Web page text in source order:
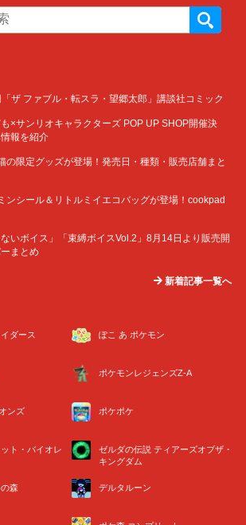
ザ ファブル・転スラ・望郷太郎」講談社コミック
×サンリオキャラクターズ POP UP SHOP開催決
報を紹介
の限定グッズが登場！発売日・種類・販売店舗まと
ンシール＆リトルミイエコバッグが登場！cookpad
いボイス」「束縛ボイスVol.2」8月14日より販売開
まとめ
新着記事一覧へ
ダース ぽこ あ ポケモン
ポケモンレジェンズZ-A
ンズ ポケポケ
ト・バイオレ
ゼルダの伝説 ティアーズオブザ・
キングダム
森 デルタルーン